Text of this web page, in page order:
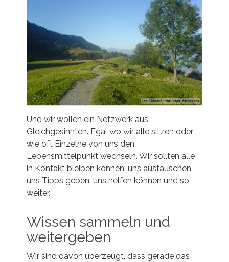
Und wir wollen ein Netzwerk aus
Gleichgesinnten. Egal wo wir alle sitzen oder
wie oft Einzelne von uns den
Lebensmittelpunkt wechseln. Wir sollten alle
in Kontakt bleiben können, uns austauschen,
uns Tipps geben, uns helfen können und so
weiter.
Wissen sammeln und
weitergeben
Wir sind davon überzeugt, dass gerade das